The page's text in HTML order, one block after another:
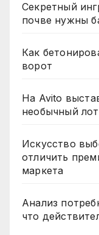
Секретный
почве нужны
Как
ворот
На Avito
необычный
Искусство
отличить
маркета
Анализ
что